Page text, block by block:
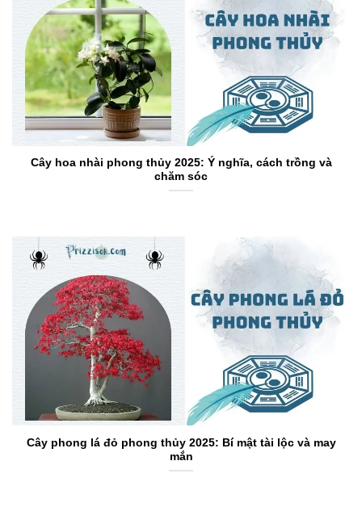
Cây hoa nhài phong thủy 2025: Ý nghĩa, cách trồng và
chăm sóc
Cây phong lá đỏ phong thủy 2025: Bí mật tài lộc và may
mắn